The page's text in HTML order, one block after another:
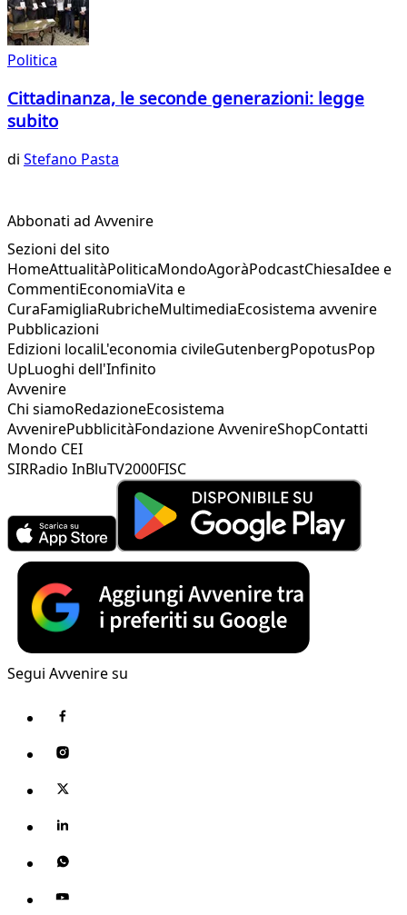
Politica
Cittadinanza, le seconde generazioni: legge
subito
di Stefano Pasta
Abbonati ad Avvenire
Sezioni del sito
HomeAttualitàPoliticaMondoAgoràPodcastChiesaIdee e
CommentiEconomiaVita e
CuraFamigliaRubricheMultimediaEcosistema avvenire
Pubblicazioni
Edizioni localiL'economia civileGutenbergPopotusPop
UpLuoghi dell'Infinito
Avvenire
Chi siamoRedazioneEcosistema
AvvenirePubblicitàFondazione AvvenireShopContatti
Mondo CEI
SIRRadio InBluTV2000FISC
Segui Avvenire su